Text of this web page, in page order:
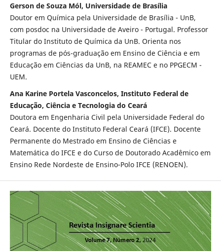
Gerson de Souza Mól, Universidade de Brasília
Doutor em Química pela Universidade de Brasília - UnB,
com posdoc na Universidade de Aveiro - Portugal. Professor
Titular do Instituto de Química da UnB. Orienta nos
programas de pós-graduação em Ensino de Ciência e em
Educação em Ciências da UnB, na REAMEC e no PPGECM -
UEM.
Ana Karine Portela Vasconcelos, Instituto Federal de
Educação, Ciência e Tecnologia do Ceará
Doutora em Engenharia Civil pela Universidade Federal do
Ceará. Docente do Instituto Federal Ceará (IFCE). Docente
Permanente do Mestrado em Ensino de Ciências e
Matemática do IFCE e do Curso de Doutorado Acadêmico em
Ensino Rede Nordeste de Ensino-Polo IFCE (RENOEN).